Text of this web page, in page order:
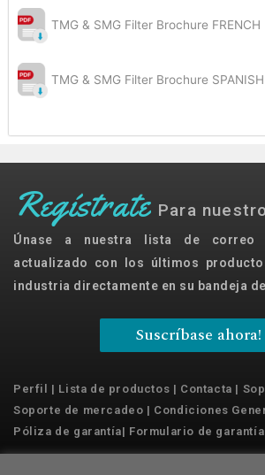
TMG & SMG Filter Brochure FRENCH
TMG & SMG Filter Brochure SPANISH
Regístrate Para
Únase a nuestra lista de correo
actualizado con los últimos
industria directamente en su bandeja
Suscríbase ahora!
Perfil | Lista de productos | Contacta |
Soporte de mercadeo | Condiciones
Póliza de garantía| Formulario de garantía